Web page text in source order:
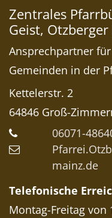
Zentrales
Geist, Otzberger
Ansprechpartner
Gemeinden in der
Kettelerstr. 2
64846 Groß-
06071-
mainz.de
Telefonische
Montag-Freitag von